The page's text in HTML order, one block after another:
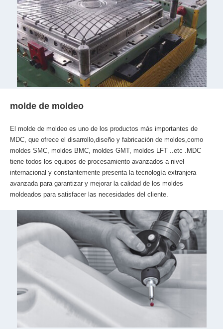
molde de moldeo
El molde de moldeo es uno de los productos más importantes de
MDC, que ofrece el disarrollo,diseño y fabricación de moldes,como
moldes SMC, moldes BMC, moldes GMT, moldes LFT ..etc .MDC
tiene todos los equipos de procesamiento avanzados a nivel
internacional y constantemente presenta la tecnología extranjera
avanzada para garantizar y mejorar la calidad de los moldes
moldeados para satisfacer las necesidades del cliente.